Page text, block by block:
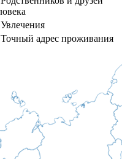
адрес проживания